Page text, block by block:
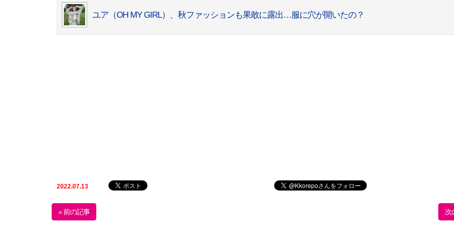
ユア（OH MY GIRL）、秋ファッションも果敢に露出…服に穴が開いたの？
2022.07.13
« 前の記事 次